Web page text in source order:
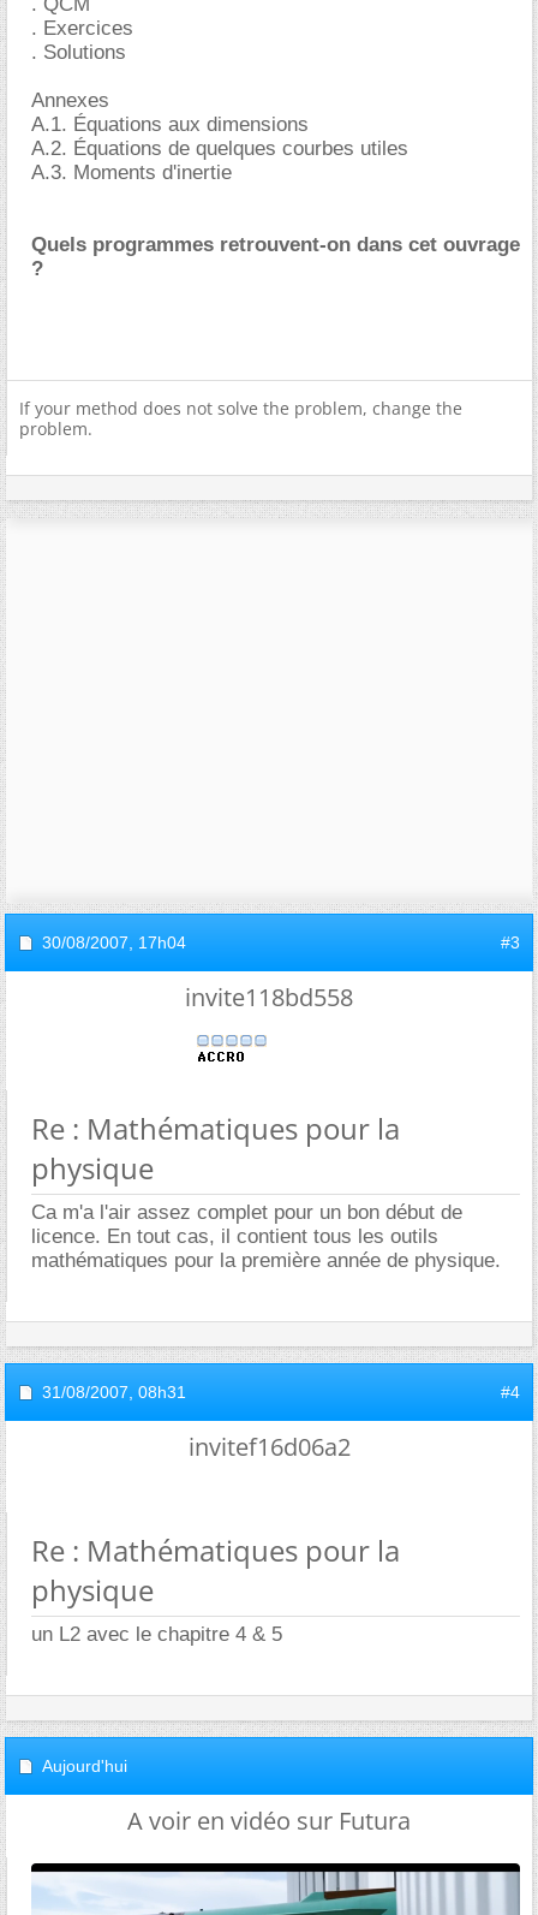
. Exercices
. Solutions
Annexes
A.1. Équations aux dimensions
A.2. Équations de quelques courbes utiles
A.3. Moments d'inertie
Quels programmes retrouvent-on dans cet ouvrage
?
If your method does not solve the problem, change the
problem.
30/08/2007, 17h04 #3
invite118bd558
Re : Mathématiques pour la
physique
Ca m'a l'air assez complet pour un bon début de
licence. En tout cas, il contient tous les outils
mathématiques pour la première année de physique.
31/08/2007, 08h31 #4
invitef16d06a2
Re : Mathématiques pour la
physique
un L2 avec le chapitre 4 & 5
Aujourd'hui
A voir en vidéo sur Futura